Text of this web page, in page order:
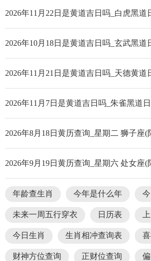
2026年11月22日是黄道吉日吗_白虎黑道
2026年10月18日是黄道吉日吗_玄武黑道
2026年11月21日是黄道吉日吗_天德黄道
2026年11月7日是黄道吉日吗_朱雀黑道
2026年8月18日黄历查询_星期二 狮子座(
2026年9月19日黄历查询_星期六 处女座(
年龄查生肖 今年是什么年
未来一周五行穿衣 日历表
今日生肖 生肖相冲查询表
财神方位查询 正财位查询